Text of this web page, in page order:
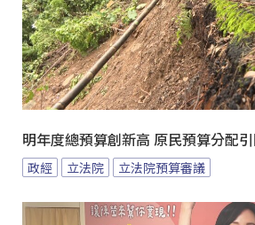
明年度總預算創新高 原民預算分配
政經 立法院 立法院預算審議